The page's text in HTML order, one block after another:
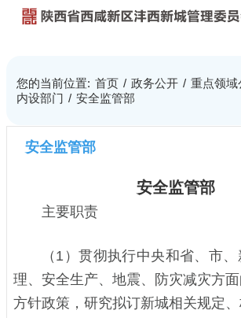
您的当前位置: 首页 / 政务公开 / 重点领域
内设部门 / 安全监管部
安全监管部
安全监管部
主要职责
（1）贯彻执行中央和省、市
理、安全生产、地震、防灾减灾方
方针政策，研究拟订新城相关规定